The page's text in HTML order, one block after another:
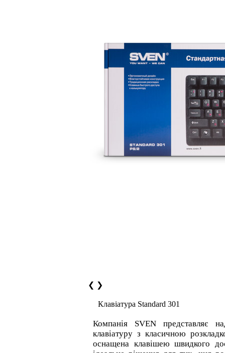
❮ ❯
Клавіатура Standard 301
Компанія SVEN представляє
клавіатуру з класичною
оснащена клавішею швидкого